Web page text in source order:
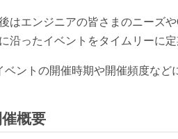
はエンジニアの皆さまのニーズ
沿ったイベントをタイムリーに定
ベントの開催時期や開催頻度な
概要